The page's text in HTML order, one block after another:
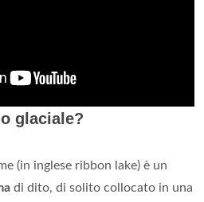
glaciale?
(in inglese ribbon lake) è un
di dito, di solito collocato in una